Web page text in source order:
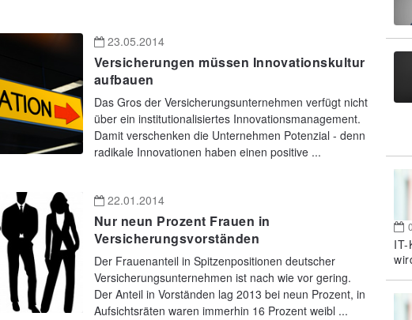
23.05.2014
Versicherungen müssen Innovationskultur
aufbauen
Das Gros der Versicherungsunternehmen verfügt nicht
über ein institutionalisiertes Innovationsmanagement.
Damit verschenken die Unternehmen Potenzial - denn
radikale Innovationen haben einen positive ...
22.01.2014
Nur neun Prozent Frauen in
Versicherungsvorständen
Der Frauenanteil in Spitzenpositionen deutscher
Versicherungsunternehmen ist nach wie vor gering.
Der Anteil in Vorständen lag 2013 bei neun Prozent, in
Aufsichtsräten waren immerhin 16 Prozent weibl ...
IT-